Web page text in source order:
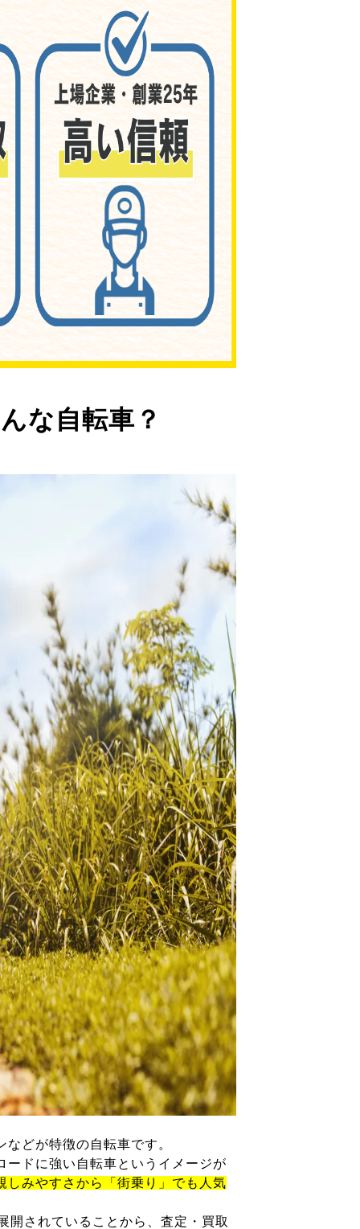
な自転車？
どが特徴の自転車です。
ードに強い自転車というイメージが
しみやすさから「街乗り」でも人気
開されていることから、査定・買取